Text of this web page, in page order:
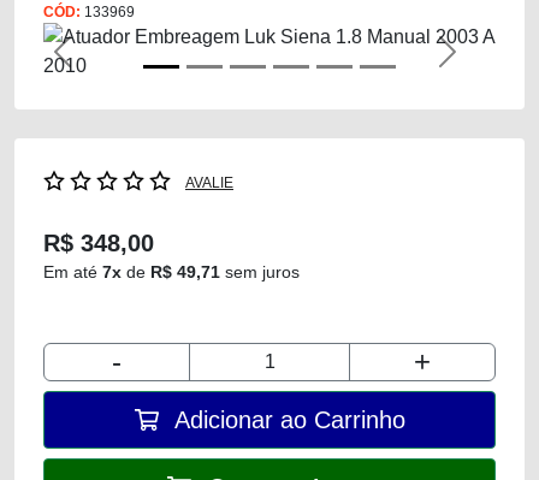
CÓD: 133969
Previous Next
AVALIE
R$ 348,00
Em até 7x de R$ 49,71 sem juros
- +
Adicionar ao Carrinho